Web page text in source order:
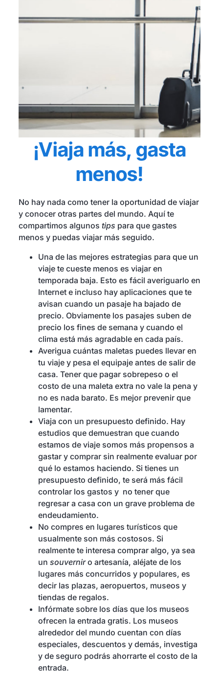
¡Viaja más, gasta
menos!
No hay nada como tener la oportunidad de viajar
y conocer otras partes del mundo. Aquí te
compartimos algunos tips para que gastes
menos y puedas viajar más seguido.
Una de las mejores estrategias para que un
viaje te cueste menos es viajar en
temporada baja. Esto es fácil averiguarlo en
Internet e incluso hay aplicaciones que te
avisan cuando un pasaje ha bajado de
precio. Obviamente los pasajes suben de
precio los fines de semana y cuando el
clima está más agradable en cada país.
Averigua cuántas maletas puedes llevar en
tu viaje y pesa el equipaje antes de salir de
casa. Tener que pagar sobrepeso o el
costo de una maleta extra no vale la pena y
no es nada barato. Es mejor prevenir que
lamentar.
Viaja con un presupuesto definido. Hay
estudios que demuestran que cuando
estamos de viaje somos más propensos a
gastar y comprar sin realmente evaluar por
qué lo estamos haciendo. Si tienes un
presupuesto definido, te será más fácil
controlar los gastos y no tener que
regresar a casa con un grave problema de
endeudamiento.
No compres en lugares turísticos que
usualmente son más costosos. Si
realmente te interesa comprar algo, ya sea
un souverniro artesanía, aléjate de los
lugares más concurridos y populares, es
decir las plazas, aeropuertos, museos y
tiendas de regalos.
Infórmate sobre los días que los museos
ofrecen la entrada gratis. Los museos
alrededor del mundo cuentan con días
especiales, descuentos y demás, investiga
y de seguro podrás ahorrarte el costo de la
entrada.